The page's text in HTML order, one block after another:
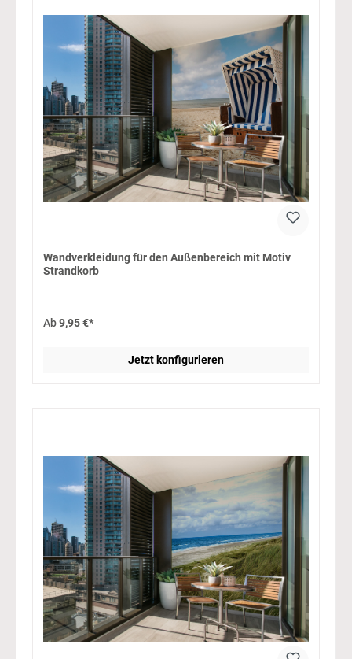
Wandverkleidung für den Außenbereich mit Motiv
Strandkorb
Ab9,95 €*
Jetzt konfigurieren